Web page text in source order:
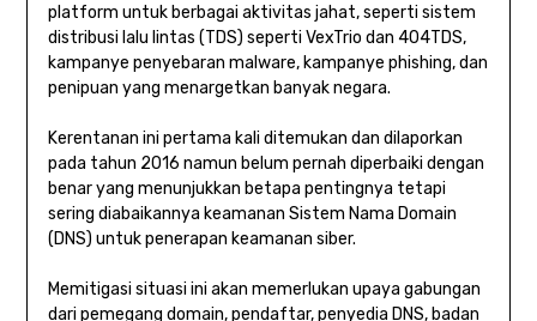
platform untuk berbagai aktivitas jahat, seperti sistem
distribusi lalu lintas (TDS) seperti VexTrio dan 404TDS,
kampanye penyebaran malware, kampanye phishing, dan
penipuan yang menargetkan banyak negara.
Kerentanan ini pertama kali ditemukan dan dilaporkan
pada tahun 2016 namun belum pernah diperbaiki dengan
benar yang menunjukkan betapa pentingnya tetapi
sering diabaikannya keamanan Sistem Nama Domain
(DNS) untuk penerapan keamanan siber.
Memitigasi situasi ini akan memerlukan upaya gabungan
dari pemegang domain, pendaftar, penyedia DNS, badan